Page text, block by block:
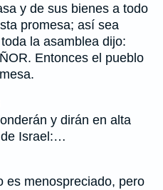
y de sus bienes a todo
promesa; así sea
la asamblea dijo:
Entonces el pueblo
y dirán en alta
de Israel:…
es menospreciado, pero